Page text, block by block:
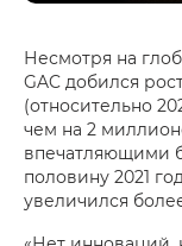
Несмотря на
GAC добился
(относительно
чем на 2
впечатляющими
половину 2021
увеличился